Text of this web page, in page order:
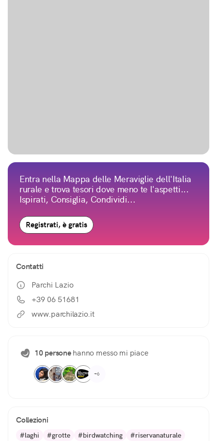
Entra nella Mappa delle Meraviglie dell'Italia
rurale e trova tesori dove meno te l'aspetti...
Ispirati, Consiglia, Condividi...
Registrati, è gratis
Contatti
Parchi Lazio
+39 06 51681
www.parchilazio.it
10 personehanno messo mi piace
+6
Collezioni
#laghi #grotte #birdwatching #riservanaturale